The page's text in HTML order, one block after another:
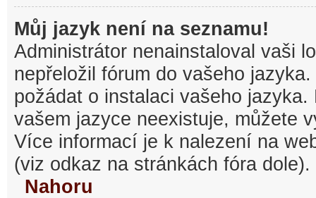
Můj jazyk není na seznamu!
Administrátor nenainstaloval vaši
nepřeložil fórum do vašeho
požádat o instalaci vašeho
vašem jazyce neexistuje, můžete
Více informací je k nalezení na
(viz odkaz na stránkách fóra dole).
Nahoru